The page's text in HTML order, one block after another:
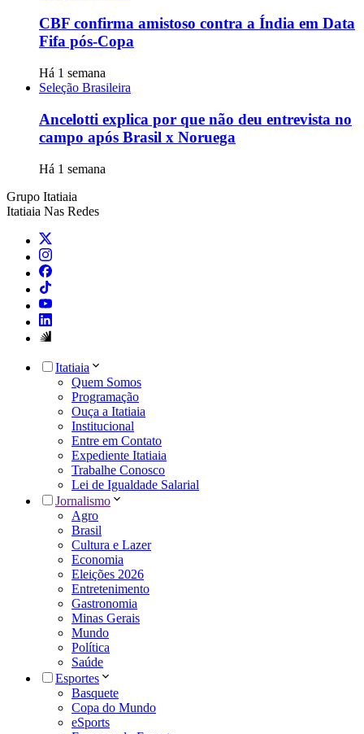
CBF confirma amistoso contra a Índia em Data
Fifa pós-Copa
Há 1 semana
Seleção Brasileira
Ancelotti explica por que não deu entrevista no
campo após Brasil x Noruega
Há 1 semana
Grupo Itatiaia
Itatiaia Nas Redes
Itatiaia
Quem Somos
Programação
Ouça a Itatiaia
Institucional
Entre em Contato
Expediente Itatiaia
Trabalhe Conosco
Lei de Igualdade Salarial
Jornalismo
Agro
Brasil
Cultura e Lazer
Economia
Eleições 2026
Entretenimento
Gastronomia
Minas Gerais
Mundo
Política
Saúde
Esportes
Basquete
Copa do Mundo
eSports